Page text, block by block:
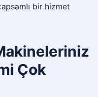
bir hizmet
Çok